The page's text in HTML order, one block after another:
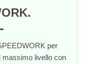
per
massimo livello con